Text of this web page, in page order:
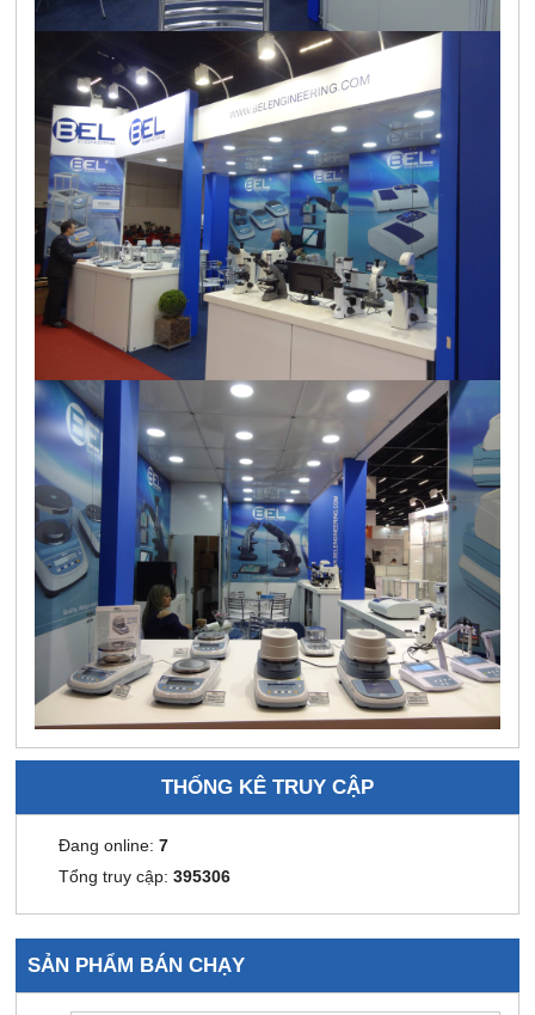
THỐNG KÊ TRUY CẬP
Đang online:7
Tổng truy cập:395306
SẢN PHẨM BÁN CHẠY